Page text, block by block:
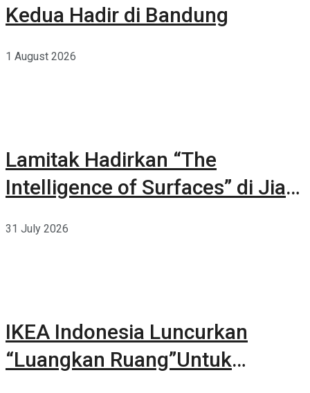
Kedua Hadir di Bandung
1 August 2026
Lamitak Hadirkan “The
Intelligence of Surfaces” di Jia
31 July 2026
IKEA Indonesia Luncurkan
“Luangkan Ruang”Untuk